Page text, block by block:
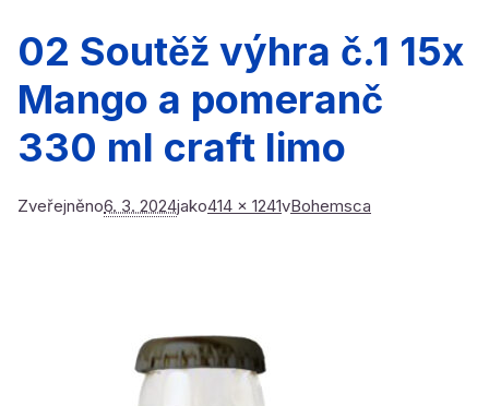
02 Soutěž výhra č.1 15x
Mango a pomeranč
330 ml craft limo
Zveřejněno6. 3. 2024jako414 × 1241vBohemsca